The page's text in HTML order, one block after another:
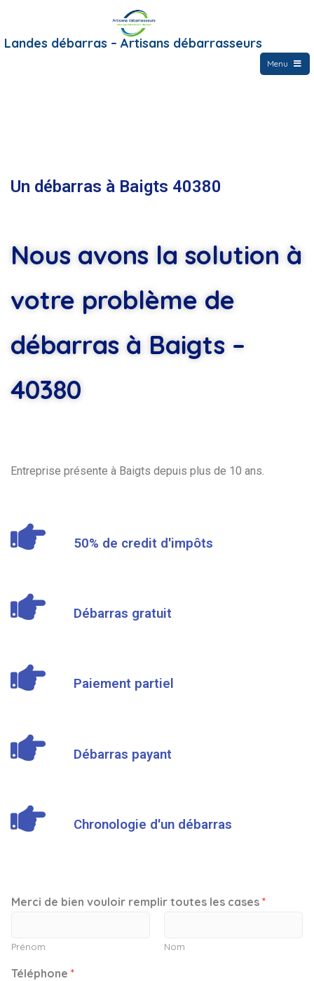
Landes débarras – Artisans débarrasseurs
Menu
Un débarras à Baigts 40380
Nous avons la solution à
votre problème de
débarras à Baigts –
40380
Entreprise présente à Baigts depuis plus de 10 ans.
50% de credit d'impôts
Débarras gratuit
Paiement partiel
Débarras payant
Chronologie d'un débarras
Merci de bien vouloir remplir toutes les cases *
Prénom Nom
Téléphone *